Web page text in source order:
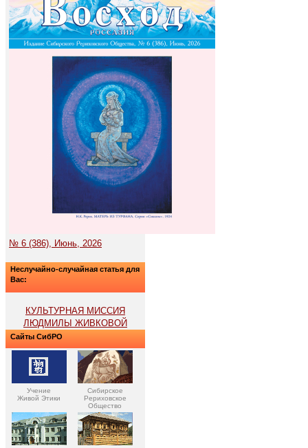
№ 6 (386), Июнь, 2026
Неслучайно-случайная статья для
Вас:
КУЛЬТУРНАЯ МИССИЯ
ЛЮДМИЛЫ ЖИВКОВОЙ
Сайты СибРО
Учение
Живой Этики
Сибирское
Рериховское
Общество